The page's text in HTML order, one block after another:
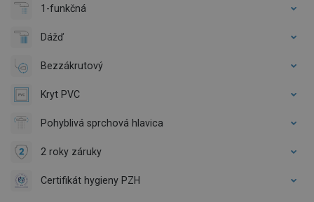
1-funkčná
Dážď
Bezzákrutový
Kryt PVC
Pohyblivá sprchová hlavica
2 roky záruky
Certifikát hygieny PZH